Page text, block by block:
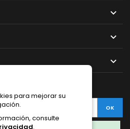



para mejorar su
consulte
.